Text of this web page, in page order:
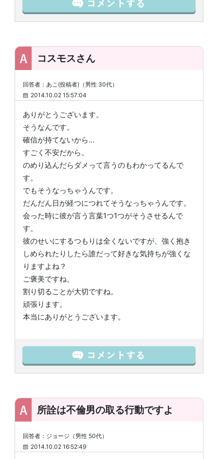
コスモスさん
回答者：あこ(投稿者)（男性 30代）
2014.10.02 15:57:04
ありがとうございます。
そうなんです。
確信が持てないから…
すごく不安だから。
のめり込んだらダメって言うのもわかってるんで
す。
でもそうなっちゃうんです。
だんだん日が経つにつれてそうなっちゃうんです。
会った時に彼が言う言葉1つ1つがそうさせるんで
す。
彼のせいにするつもりは全くないですが、強く抱き
しめられたりしたら誰だって好きな気持ちが強くな
りますよね？
ご褒美ですね。
割り切ることが大切ですね。
頑張ります。
本当にありがとうございます。
所詮は不倫男の取る行動ですよ
回答者：ジョージ（男性 50代）
2014.10.02 16:52:49